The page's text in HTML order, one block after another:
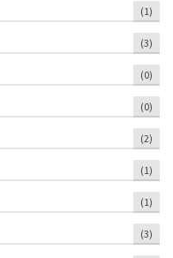
(1)
(3)
(0)
(0)
(2)
(1)
(1)
(3)